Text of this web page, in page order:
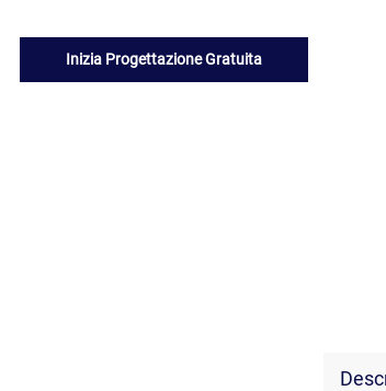
Inizia Progettazione Gratuita